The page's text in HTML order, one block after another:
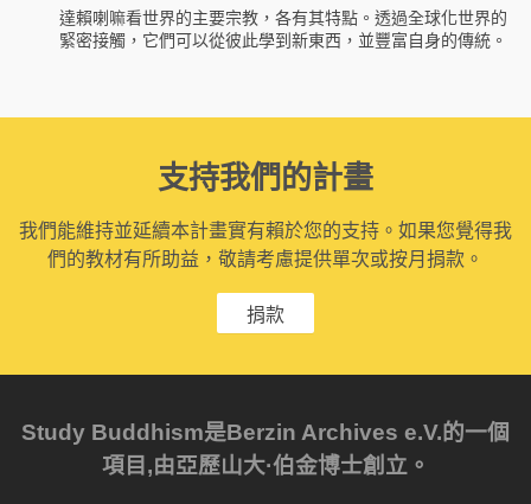
達賴喇嘛看世界的主要宗教，各有其特點。透過全球化世界的
緊密接觸，它們可以從彼此學到新東西，並豐富自身的傳統。
支持我們的計畫
我們能維持並延續本計畫實有賴於您的支持。如果您覺得我
們的教材有所助益，敬請考慮提供單次或按月捐款。
捐款
Study Buddhism是Berzin Archives e.V.的一個
項目,由亞歷山大·伯金博士創立。